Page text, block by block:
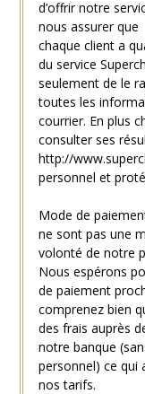
d’offrir notre
nous assurer que
chaque client a
du service
seulement de le
toutes les
courrier. En plus
consulter ses
http://
personnel et
Mode de
ne sont pas une
volonté de notre
Nous espérons
de paiement
comprenez bien
des frais auprès
notre banque
personnel) ce qui
nos tarifs.